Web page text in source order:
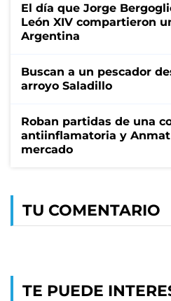
El día que Jorge
León XIV compartieron
Argentina
Buscan a un pescador
arroyo Saladillo
Roban partidas de una
antiinflamatoria y
mercado
TU COMENTARIO
TE PUEDE